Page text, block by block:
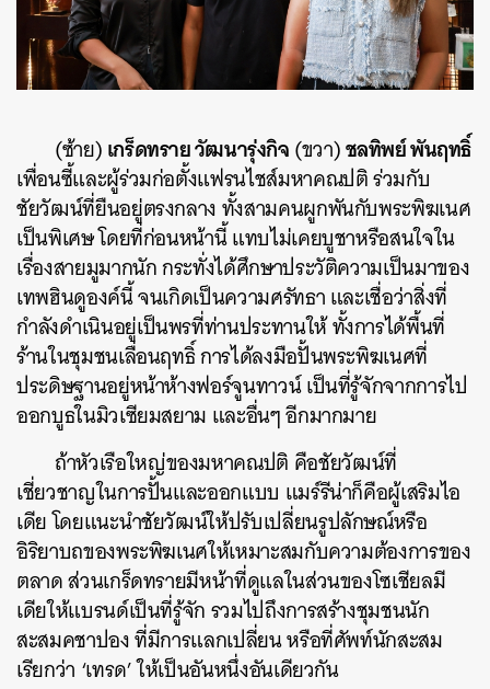
(ซ้าย)เกร็ดทราย วัฒนารุ่งกิจ(ขวา)ชลทิพย์ พันฤทธิ์
เพื่อนซี้และผู้ร่วมก่อตั้งแฟรนไชส์มหาคณปติ ร่วมกับ
ชัยวัฒน์ที่ยืนอยู่ตรงกลาง ทั้งสามคนผูกพันกับพระพิฆเนศ
เป็นพิเศษ โดยที่ก่อนหน้านี้ แทบไม่เคยบูชาหรือสนใจใน
เรื่องสายมูมากนัก กระทั่งได้ศึกษาประวัติความเป็นมาของ
เทพฮินดูองค์นี้ จนเกิดเป็นความศรัทธา และเชื่อว่าสิ่งที่
กำลังดำเนินอยู่เป็นพรที่ท่านประทานให้ ทั้งการได้พื้นที่
ร้านในชุมชนเลื่อนฤทธิ์ การได้ลงมือปั้นพระพิฆเนศที่
ประดิษฐานอยู่หน้าห้างฟอร์จูนทาวน์ เป็นที่รู้จักจากการไป
ออกบูธในมิวเซียมสยาม และอื่นๆ อีกมากมาย
ถ้าหัวเรือใหญ่ของมหาคณปติ คือชัยวัฒน์ที่
เชี่ยวชาญในการปั้นและออกแบบ แมร์รีน่าก็คือผู้เสริมไอ
เดีย โดยแนะนำชัยวัฒน์ให้ปรับเปลี่ยนรูปลักษณ์หรือ
อิริยาบถของพระพิฆเนศให้เหมาะสมกับความต้องการของ
ตลาด ส่วนเกร็ดทรายมีหน้าที่ดูแลในส่วนของโซเชียลมี
เดียให้แบรนด์เป็นที่รู้จัก รวมไปถึงการสร้างชุมชนนัก
สะสมคชาปอง ที่มีการแลกเปลี่ยน หรือที่ศัพท์นักสะสม
เรียกว่า ‘เทรด’ ให้เป็นอันหนึ่งอันเดียวกัน